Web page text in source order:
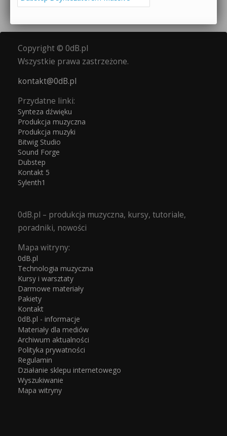
Copyright © 0dB.pl
Wszystkie prawa zastrzeżone.
kontakt@0dB.pl
Przydatne linki:
Synteza dźwięku
Produkcja muzyczna
Produkcja muzyki
Bitwig Studio
Sound Forge
Dubstep
Kontakt 5
Sylenth1
0dB.pl – produkcja muzyczna, kursy, tutoriale,
poradniki, nowości
Mapa witryny:
0dB.pl
Technologia muzyczna
Kursy i warsztaty
Darmowe materiały
Pakiety
Kontakt
0dB.pl - informacje
Materiały dla mediów
Archiwum aktualności
Polityka prywatności
Regulamin
Działanie sklepu internetowego
Wyszukiwanie
Mapa witryny